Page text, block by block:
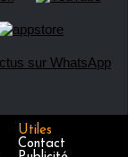
Utiles
Contact